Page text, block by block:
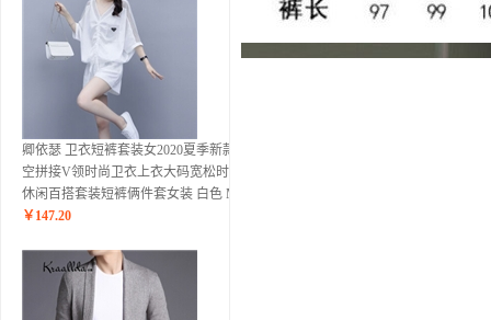
卿依瑟 卫衣短裤套装女2020夏季新款镂
空拼接V领时尚卫衣上衣大码宽松时尚
休闲百搭套装短裤俩件套女装 白色 M
￥ 147.20